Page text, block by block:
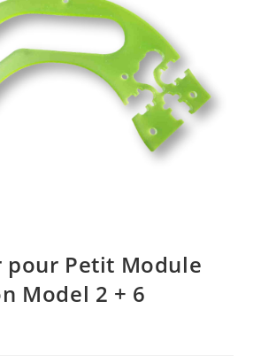
pour Petit Module
Model 2 + 6